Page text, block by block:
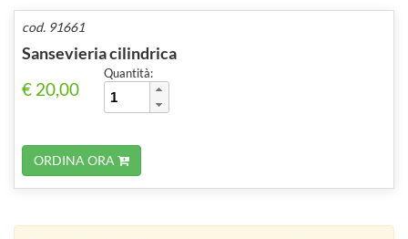
cod. 91661
Sansevieria cilindrica
€ 20,00
Quantità:
ORDINA ORA